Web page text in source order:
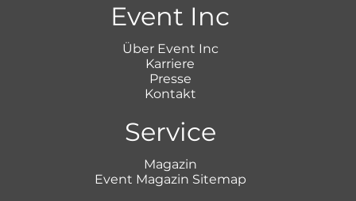
Event Inc
Über Event Inc
Karriere
Presse
Kontakt
Service
Magazin
Event Magazin Sitemap